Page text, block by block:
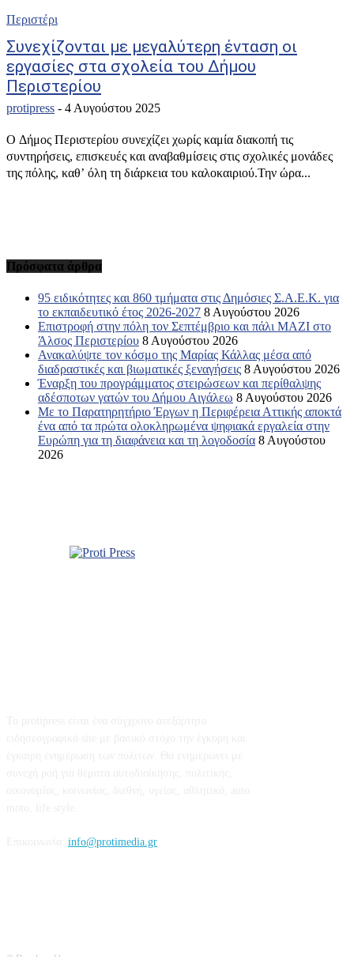
Περιστέρι
Συνεχίζονται με μεγαλύτερη ένταση οι
εργασίες στα σχολεία του Δήμου
Περιστερίου
protipress - 4 Αυγούστου 2025
Ο Δήμος Περιστερίου συνεχίζει χωρίς καμία διακοπή τις
συντηρήσεις, επισκευές και αναβαθμίσεις στις σχολικές μονάδες
της πόλης, καθ’ όλη τη διάρκεια του καλοκαιριού.Την ώρα...
Πρόσφατα άρθρα
95 ειδικότητες και 860 τμήματα στις Δημόσιες Σ.Α.Ε.Κ. για
το εκπαιδευτικό έτος 2026-2027 8 Αυγούστου 2026
Επιστροφή στην πόλη τον Σεπτέμβριο και πάλι ΜΑΖΙ στο
Άλσος Περιστερίου 8 Αυγούστου 2026
Ανακαλύψτε τον κόσμο της Μαρίας Κάλλας μέσα από
διαδραστικές και βιωματικές ξεναγήσεις 8 Αυγούστου 2026
Έναρξη του προγράμματος στειρώσεων και περίθαλψης
αδέσποτων γατών του Δήμου Αιγάλεω 8 Αυγούστου 2026
Με το Παρατηρητήριο Έργων η Περιφέρεια Αττικής αποκτά
ένα από τα πρώτα ολοκληρωμένα ψηφιακά εργαλεία στην
Ευρώπη για τη διαφάνεια και τη λογοδοσία 8 Αυγούστου
2026
info@protimedia.gr